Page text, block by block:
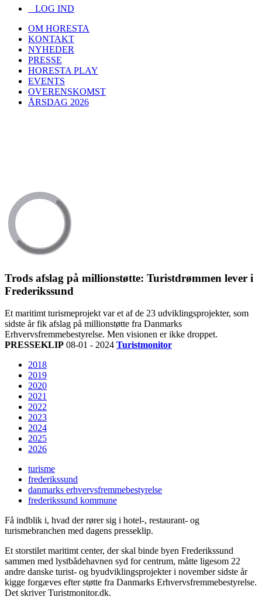
LOG IND
OM HORESTA
KONTAKT
NYHEDER
PRESSE
HORESTA PLAY
EVENTS
OVERENSKOMST
ÅRSDAG 2026
Trods afslag på millionstøtte: Turistdrømmen lever i
Frederikssund
Et maritimt turismeprojekt var et af de 23 udviklingsprojekter, som
sidste år fik afslag på millionstøtte fra Danmarks
Erhvervsfremmebestyrelse. Men visionen er ikke droppet.
PRESSEKLIP 08-01 - 2024 Turistmonitor
2018
2019
2020
2021
2022
2023
2024
2025
2026
turisme
frederikssund
danmarks erhvervsfremmebestyrelse
frederikssund kommune
Få indblik i, hvad der rører sig i hotel-, restaurant- og
turismebranchen med dagens presseklip.
Et storstilet maritimt center, der skal binde byen Frederikssund
sammen med lystbådehavnen syd for centrum, måtte ligesom 22
andre danske turist- og byudviklingsprojekter i november sidste år
kigge forgæves efter støtte fra Danmarks Erhvervsfremmebestyrelse.
Det skriver Turistmonitor.dk.